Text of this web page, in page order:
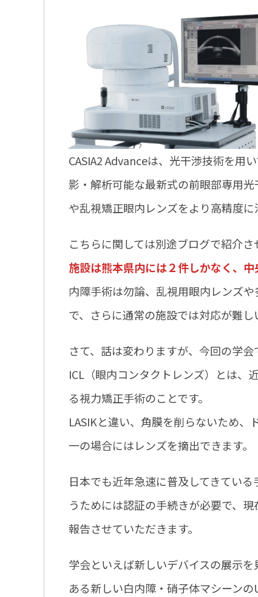
CASIA2 Advanceは、光干渉技術を用
影・解析可能な最新式の前眼部専用
や乱視矯正眼内レンズをより⾼精度に
こちらに関しては別途ブログで紹介さ
施設は熊本県内には２件しかなく、中
内障手術は勿論、乱視用眼内レンズ
で、さらに通常の施設では対応が難し
さて、話は変わりますが、今回の学
ICL（眼内コンタクトレンズ）とは、
る視力矯正手術のことです。
LASIKと違い、角膜を削らないため
一の場合にはレンズを摘出できます。
日本でも近年急速に普及してきている
うためには認証の手続きが必要で、
報告させていただきます。
学会といえば新しいデバイスの展示
ある新しい白内障・硝子体マシーンの